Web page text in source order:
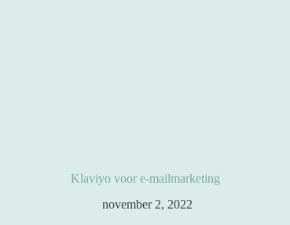
Klaviyo voor e-mailmarketing
november 2, 2022